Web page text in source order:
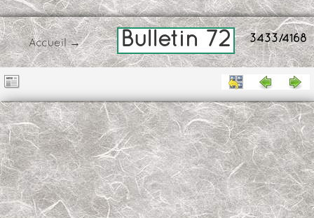
3433/4168
Accueil→ Bulletin 72